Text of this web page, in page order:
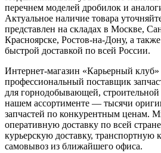
перечнем моделей дробилок и
Актуальное наличие товара
представлен на складах в Москве,
Красноярске, Ростов-на-Дону, а также
быстрой доставкой по всей России.
Интернет-магазин «Карьерный
профессиональный поставщик
для горнодобывающей,
нашем ассортименте — тысячи
запчастей по конкурентным ценам.
оперативную доставку по всей
курьерскую доставку, транспортную
самовывоз из ближайшего офиса.